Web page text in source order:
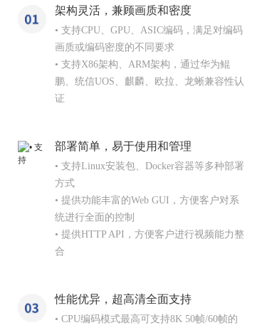
架构灵活，兼顾画质和密度
• 支持CPU、GPU、ASIC编码，满足对编码
画质或编码密度的不同要求
• 支持X86架构、ARM架构，通过华为鲲
鹏、统信UOS、麒麟、欧拉、龙蜥兼容性认
证
部署简单，易于使用和管理
• 支持Linux安装包、Docker容器等多种部署
方式
• 提供功能丰富的Web GUI，方便客户对系
统进行全面的控制
• 提供HTTP API，方便客户进行视频能力整
合
性能优异，超高清全面支持
• CPU编码模式最高可支持8K 50帧/60帧的